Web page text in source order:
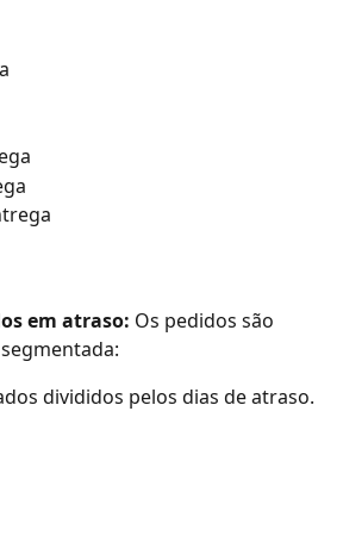
em atraso: Os pedidos são
divididos pelos dias de atraso.